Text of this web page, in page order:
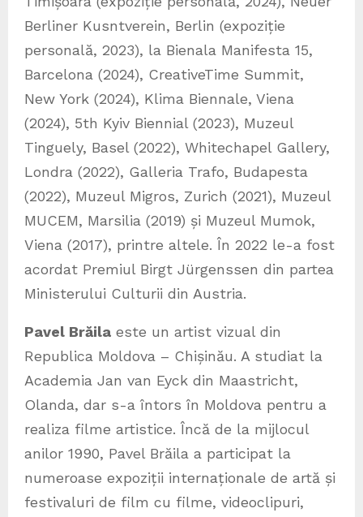
Berliner Kusntverein, Berlin (expoziție
personală, 2023), la Bienala Manifesta 15,
Barcelona (2024), CreativeTime Summit,
New York (2024), Klima Biennale, Viena
(2024), 5th Kyiv Biennial (2023), Muzeul
Tinguely, Basel (2022), Whitechapel Gallery,
Londra (2022), Galleria Trafo, Budapesta
(2022), Muzeul Migros, Zurich (2021), Muzeul
MUCEM, Marsilia (2019) și Muzeul Mumok,
Viena (2017), printre altele. În 2022 le-a fost
acordat Premiul Birgt Jürgenssen din partea
Ministerului Culturii din Austria.
Pavel Brăila este un artist vizual din
Republica Moldova – Chișinău. A studiat la
Academia Jan van Eyck din Maastricht,
Olanda, dar s-a întors în Moldova pentru a
realiza filme artistice. Încă de la mijlocul
anilor 1990, Pavel Brăila a participat la
numeroase expoziții internaționale de artă și
festivaluri de film cu filme, videoclipuri,